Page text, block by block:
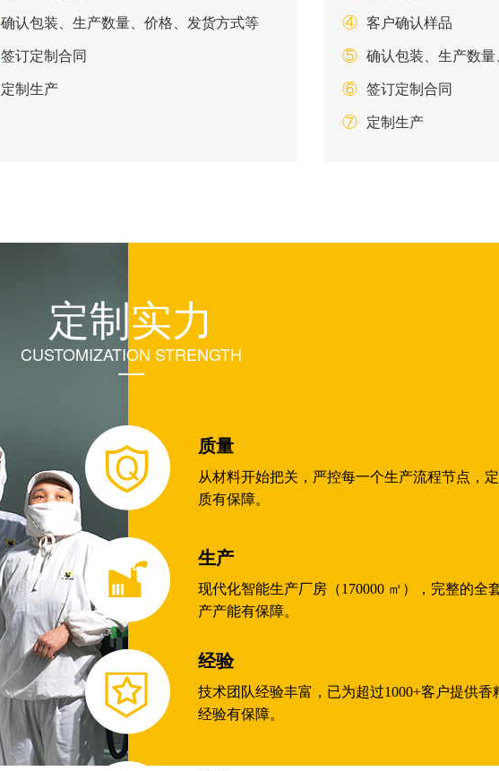
确认包装、生产数量、价格、发货方式等
签订定制合同
定制生产
④ 客户确认样品
⑤ 确认包装、生产数
⑥ 签订定制合同
⑦ 定制生产
定制实力
CUSTOMIZATION STRENGTH
质量
从材料开始把关，严控每一个生产流程节点，
质有保障。
生产
现代化智能生产厂房（170000 ㎡），完整的全
产产能有保障。
经验
技术团队经验丰富，已为超过1000+客户提供香
经验有保障。